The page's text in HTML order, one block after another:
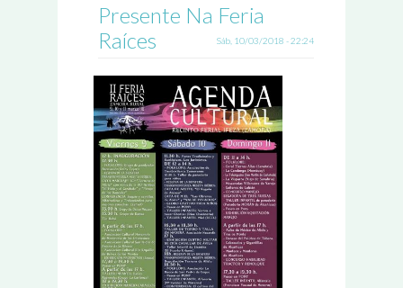
Presente Na Feria
Raíces
Sáb, 10/03/2018 - 22:24